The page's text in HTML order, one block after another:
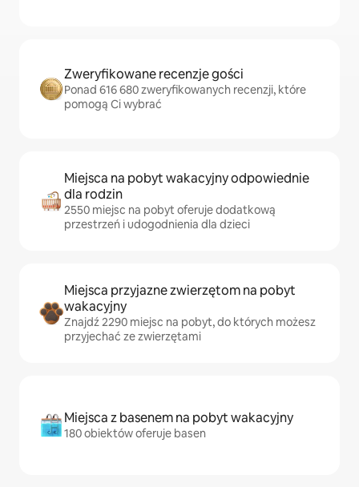
Zweryfikowane recenzje gości
Ponad 616 680 zweryfikowanych recenzji, które
pomogą Ci wybrać
Miejsca na pobyt wakacyjny odpowiednie
dla rodzin
2550 miejsc na pobyt oferuje dodatkową
przestrzeń i udogodnienia dla dzieci
Miejsca przyjazne zwierzętom na pobyt
wakacyjny
Znajdź 2290 miejsc na pobyt, do których możesz
przyjechać ze zwierzętami
Miejsca z basenem na pobyt wakacyjny
180 obiektów oferuje basen